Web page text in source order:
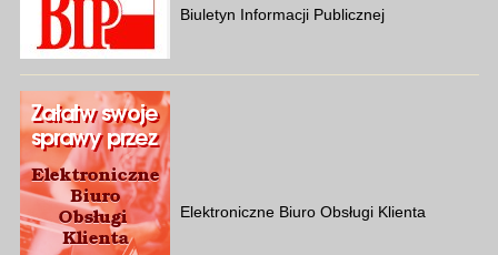
Biuletyn Informacji Publicznej
Elektroniczne Biuro Obsługi Klienta